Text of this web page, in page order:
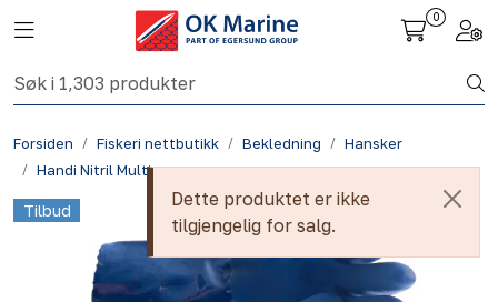
Skip to main content
Toggle navigation
0
Dette produktet er ikke
tilgjengelig for salg.
Forsiden Fiskeri nettbutikk Bekledning
Hansker
Handi Nitril Multipurpose
Tilbud
Fiskeri nettbutikk
Havbruk
Aktuelt